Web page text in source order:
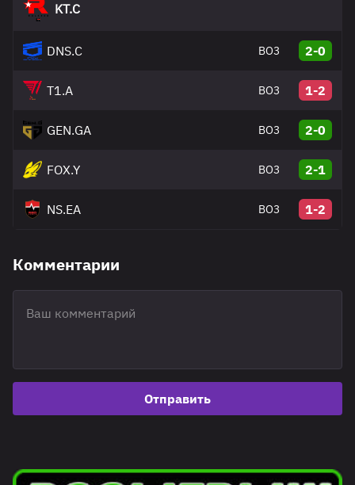
KT.C
DNS.C BO3 2-0
T1.A BO3 1-2
GEN.GA BO3 2-0
FOX.Y BO3 2-1
NS.EA BO3 1-2
Комментарии
Отправить